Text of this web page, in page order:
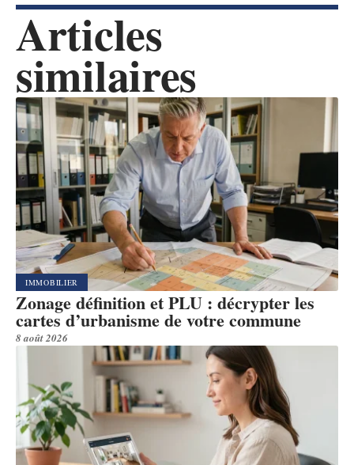
Articles
similaires
IMMOBILIER
Zonage définition et PLU : décrypter les
cartes d’urbanisme de votre commune
8 août 2026